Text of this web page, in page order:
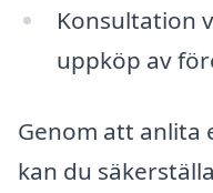
Konsultation
uppköp av
Genom att anlita
kan du